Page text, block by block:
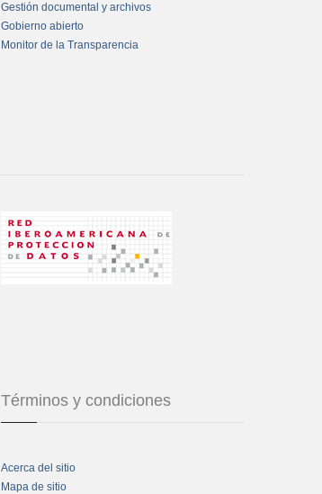
Gestión documental y archivos
Gobierno abierto
Monitor de la Transparencia
Términos y condiciones
Acerca del sitio
Mapa de sitio